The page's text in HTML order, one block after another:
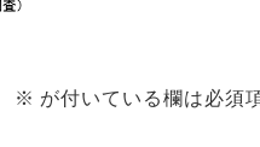
※ が付いている欄は必須